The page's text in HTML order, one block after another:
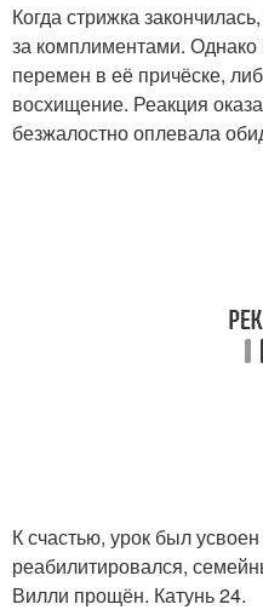
Когда стрижка
за комплиментами.
перемен в её причёске,
восхищение. Реакция
безжалостно оплевала
К счастью, урок был
реабилитировался,
Вилли прощён. Катунь 24.